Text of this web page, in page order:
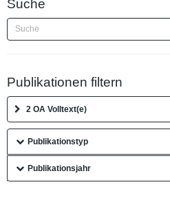
Suche
Publikationen filtern
2 OA Volltext(e)
Publikationstyp
Publikationsjahr